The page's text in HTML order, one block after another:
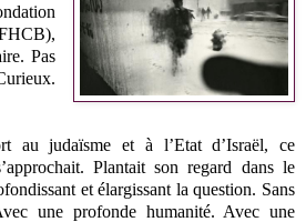
Pas
au judaïsme et à l’Etat d’Israël, ce
Plantait son regard dans le
et élargissant la question. Sans
une profonde humanité. Avec une